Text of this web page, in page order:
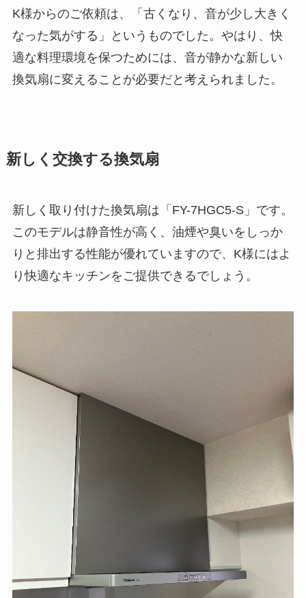
K様からのご依頼は、「古くなり、音が少し大きく
なった気がする」というものでした。やはり、快
適な料理環境を保つためには、音が静かな新しい
換気扇に変えることが必要だと考えられました。
新しく交換する換気扇
新しく取り付けた換気扇は「FY-7HGC5-S」です。
このモデルは静音性が高く、油煙や臭いをしっか
りと排出する性能が優れていますので、K様にはよ
り快適なキッチンをご提供できるでしょう。